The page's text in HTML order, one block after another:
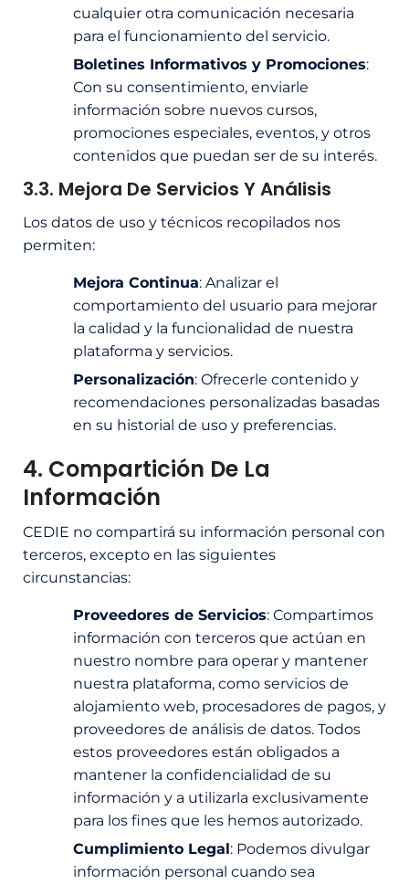
cualquier otra comunicación necesaria
para el funcionamiento del servicio.
Boletines Informativos y Promociones:
Con su consentimiento, enviarle
información sobre nuevos cursos,
promociones especiales, eventos, y otros
contenidos que puedan ser de su interés.
3.3. Mejora De Servicios Y Análisis
Los datos de uso y técnicos recopilados nos
permiten:
Mejora Continua: Analizar el
comportamiento del usuario para mejorar
la calidad y la funcionalidad de nuestra
plataforma y servicios.
Personalización: Ofrecerle contenido y
recomendaciones personalizadas basadas
en su historial de uso y preferencias.
4. Compartición De La
Información
CEDIE no compartirá su información personal con
terceros, excepto en las siguientes
circunstancias:
Proveedores de Servicios: Compartimos
información con terceros que actúan en
nuestro nombre para operar y mantener
nuestra plataforma, como servicios de
alojamiento web, procesadores de pagos, y
proveedores de análisis de datos. Todos
estos proveedores están obligados a
mantener la confidencialidad de su
información y a utilizarla exclusivamente
para los fines que les hemos autorizado.
Cumplimiento Legal: Podemos divulgar
información personal cuando sea